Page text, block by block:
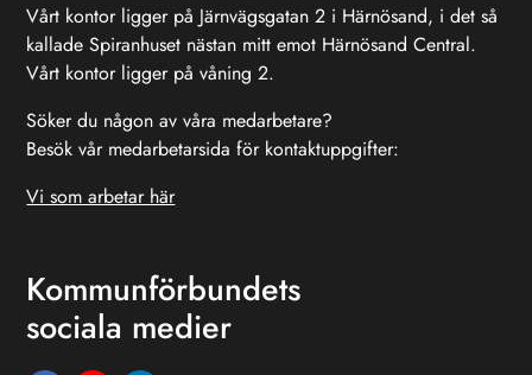
Vårt kontor ligger på Järnvägsgatan 2 i Härnösand, i det så
kallade Spiranhuset nästan mitt emot Härnösand Central.
Vårt kontor ligger på våning 2.
Söker du någon av våra medarbetare?
Besök vår medarbetarsida för kontaktuppgifter:
Vi som arbetar här
Kommunförbundets
sociala medier